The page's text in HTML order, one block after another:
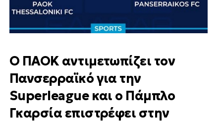
Ο ΠΑΟΚ αντιμετωπίζει τον
Πανσερραϊκό για την
Superleague και ο Πάμπλο
Γκαρσία επιστρέφει στην